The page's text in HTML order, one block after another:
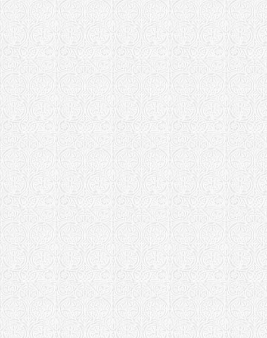
Храм
Матери в
Храм
бывшем
Московская
Храм-
дер.
Храм прп.
Хотьково